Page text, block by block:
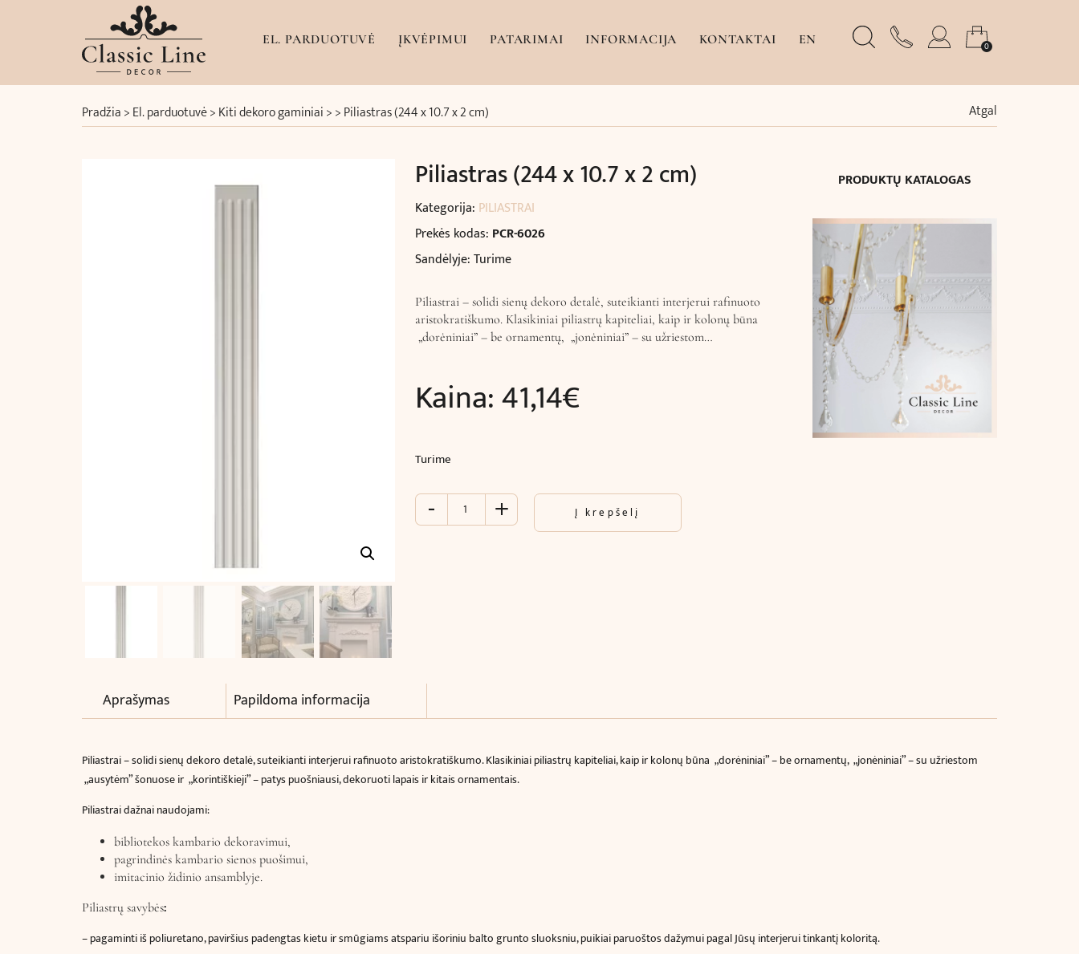
EL. PARDUOTUVĖ ĮKVĖPIMUI PATARIMAI INFORMACIJA KONTAKTAI EN 0
Pradžia>El. parduotuvė>Kiti dekoro gaminiai> >Piliastras (244 x 10.7 x 2 cm) Atgal
Piliastras (244 x 10.7 x 2 cm)
Kategorija: PILIASTRAI
Prekės kodas: PCR-6026
Sandėlyje: Turime
Piliastrai – solidi sienų dekoro detalė, suteikianti interjerui rafinuoto
aristokratiškumo. Klasikiniai piliastrų kapiteliai, kaip ir kolonų būna
„dorėniniai” – be ornamentų, „jonėniniai” – su užriestom…
Kaina:41,14€
Turime
-
produkto + Į krepšelį
PRODUKTŲ KATALOGAS
Aprašymas Papildoma informacija
Piliastrai – solidi sienų dekoro detalė, suteikianti interjerui rafinuoto aristokratiškumo. Klasikiniai piliastrų kapiteliai, kaip ir kolonų būna „dorėniniai” – be ornamentų, „jonėniniai” – su užriestom
„ausytėm” šonuose ir „korintiškieji” – patys puošniausi, dekoruoti lapais ir kitais ornamentais.
Piliastrai dažnai naudojami:
bibliotekos kambario dekoravimui,
pagrindinės kambario sienos puošimui,
imitacinio židinio ansamblyje.
Piliastrų savybės:
– pagaminti iš poliuretano, paviršius padengtas kietu ir smūgiams atspariu išoriniu balto grunto sluoksniu, puikiai paruoštos dažymui pagal Jūsų interjerui tinkantį koloritą.